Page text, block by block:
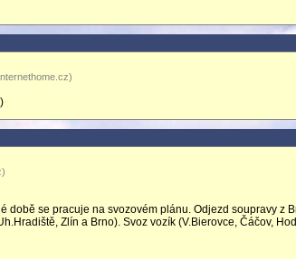
době se pracuje na svozovém plánu. Odjezd soupravy z
Zlín a Brno). Svoz vozík (V.Bierovce, Čáčov,